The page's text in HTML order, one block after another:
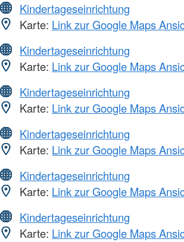
Kindertageseinrichtung
Karte: Link zur Google Maps
Kindertageseinrichtung
Karte: Link zur Google Maps
Kindertageseinrichtung
Karte: Link zur Google Maps
Kindertageseinrichtung
Karte: Link zur Google Maps
Kindertageseinrichtung
Karte: Link zur Google Maps
Kindertageseinrichtung
Karte: Link zur Google Maps